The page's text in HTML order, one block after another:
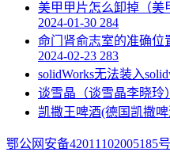
美甲甲片怎么卸掉（美
2024-01-30 284
命门肾俞志室的准确位
2024-02-23 283
​solidWorks无法装入
​谈雪晶（谈雪晶李晓玲）
凯撒王啤酒(德国凯撒
鄂公网安备42011102005185号